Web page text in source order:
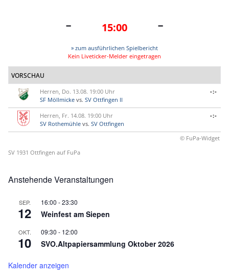
- 15:00 -
» zum ausführlichen Spielbericht
Kein Liveticker-Melder eingetragen
VORSCHAU
Herren, Do. 13.08. 19:00 Uhr
SF Möllmicke vs. SV Ottfingen II
-:-
Herren, Fr. 14.08. 19:00 Uhr
SV Rothemühle vs. SV Ottfingen
-:-
© FuPa-Widget
SV 1931 Ottfingen auf FuPa
Anstehende Veranstaltungen
SEP.
12
16:00 -23:30
Weinfest am Siepen
OKT.
10
09:30 - 12:00
SVO.Altpapiersammlung Oktober 2026
Kalender anzeigen